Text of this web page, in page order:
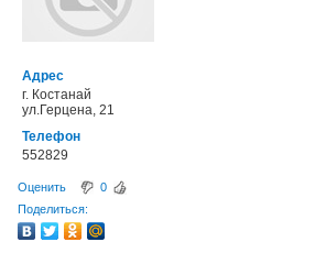
Адрес
г. Костанай
ул.Герцена, 21
Телефон
552829
Оценить
0
Поделиться: